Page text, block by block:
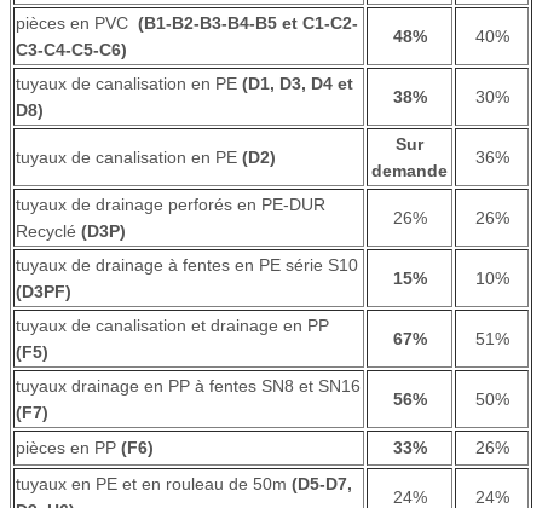
pièces en PVC (B1-B2-B3-B4-B5 et C1-C2-
C3-C4-C5-C6)
48% 40%
tuyaux de canalisation en PE (D1, D3, D4 et
D8)
38% 30%
tuyaux de canalisation en PE (D2)
Sur
demande
36%
tuyaux de drainage perforés en PE-DUR
Recyclé (D3P)
26% 26%
tuyaux de drainage à fentes en PE série S10
(D3PF)
15% 10%
tuyaux de canalisation et drainage en PP
(F5)
67% 51%
tuyaux drainage en PP à fentes SN8 et SN16
(F7)
56% 50%
pièces en PP (F6) 33%
26%
tuyaux en PE et en rouleau de 50m (D5-D7,
24% 24%